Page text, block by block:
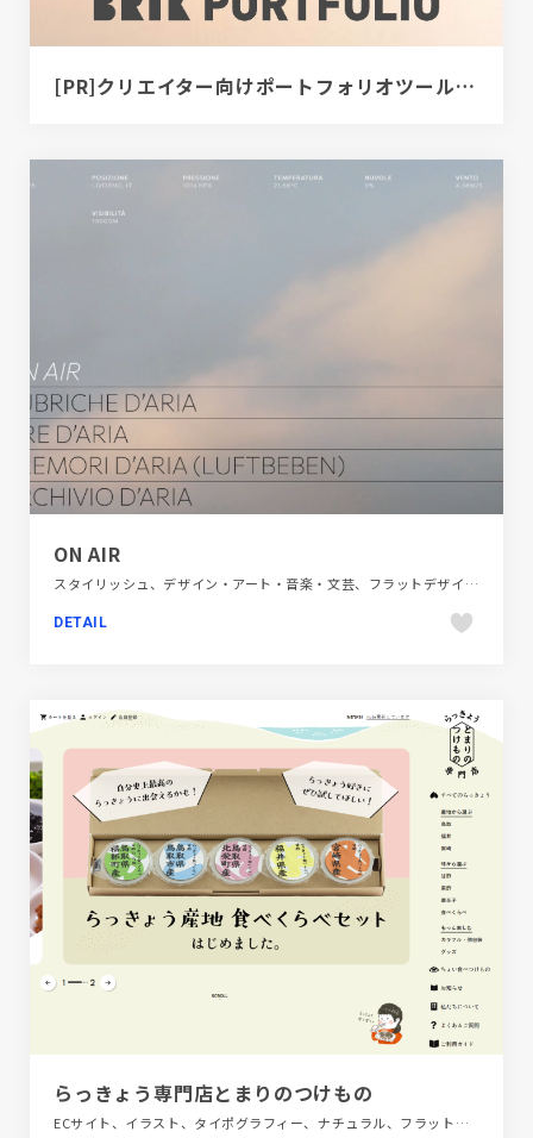
[PR]クリエイター向けポートフォリオツール｜BRIK PORTFOLIO
ON AIR
スタイリッシュ、デザイン・アート・音楽・文芸、フラットデザイン、ブランド・サービスサイト、ホワイト系、大きめ写真
DETAIL
らっきょう専門店とまりのつけもの
ECサイト、イラスト、タイポグラフィー、ナチュラル、フラットデザイン、ベージュ・ゴールド系、飲料・食品